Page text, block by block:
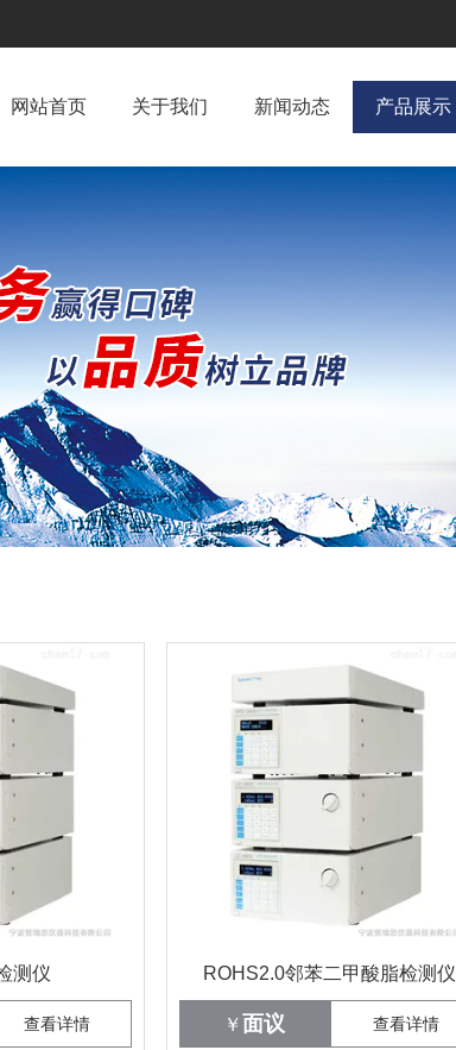
网站首页 关于我们 新闻动态 产品展示
测仪
查看详情
ROHS2.0邻苯二甲酸脂检测仪
￥ 面议 查看详情